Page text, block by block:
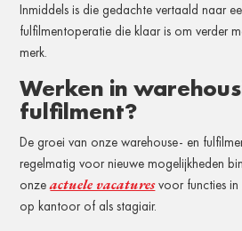
Inmiddels is die gedachte vertaald naar
fulfilmentoperatie die klaar is om verder
merk.
Werken in
fulfilment?
De groei van onze warehouse- en
regelmatig voor nieuwe mogelijkheden
onzeactuele vacaturesvoor functies in
op kantoor of als stagiair.